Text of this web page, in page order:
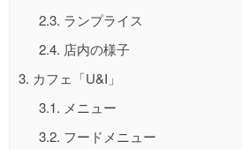
2.3. ランプライス
2.4. 店内の様子
3. カフェ「U&I」
3.1. メニュー
3.2. フードメニュー